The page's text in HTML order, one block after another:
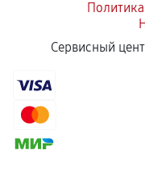
Сервисный